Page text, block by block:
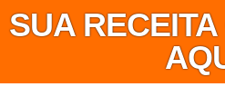
SUA